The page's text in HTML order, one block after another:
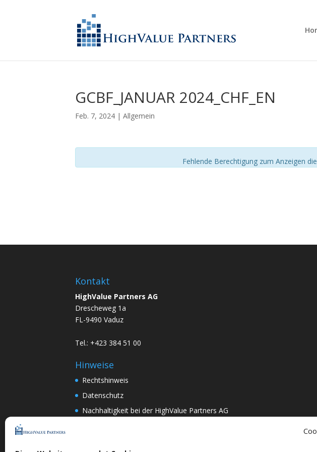
GCBF_JANUAR 2024_CHF_EN
Feb. 7, 2024 | Allgemein
Fehlende Berechtigung zum Anzeigen
Kontakt
HighValue Partners AG
Drescheweg 1a
FL-9490 Vaduz
Tel.: +423 384 51 00
Hinweise
Rechtshinweis
Datenschutz
Nachhaltigkeit bei der HighValue Partners AG